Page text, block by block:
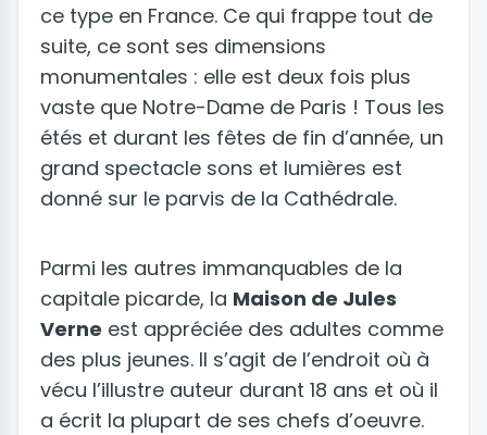
ce type en France. Ce qui frappe tout de
suite, ce sont ses dimensions
monumentales : elle est deux fois plus
vaste que Notre-Dame de Paris ! Tous les
étés et durant les fêtes de fin d’année, un
grand spectacle sons et lumières est
donné sur le parvis de la Cathédrale.
Parmi les autres immanquables de la
capitale picarde, la Maison de Jules
Verne est appréciée des adultes comme
des plus jeunes. Il s’agit de l’endroit où à
vécu l’illustre auteur durant 18 ans et où il
a écrit la plupart de ses chefs d’oeuvre.